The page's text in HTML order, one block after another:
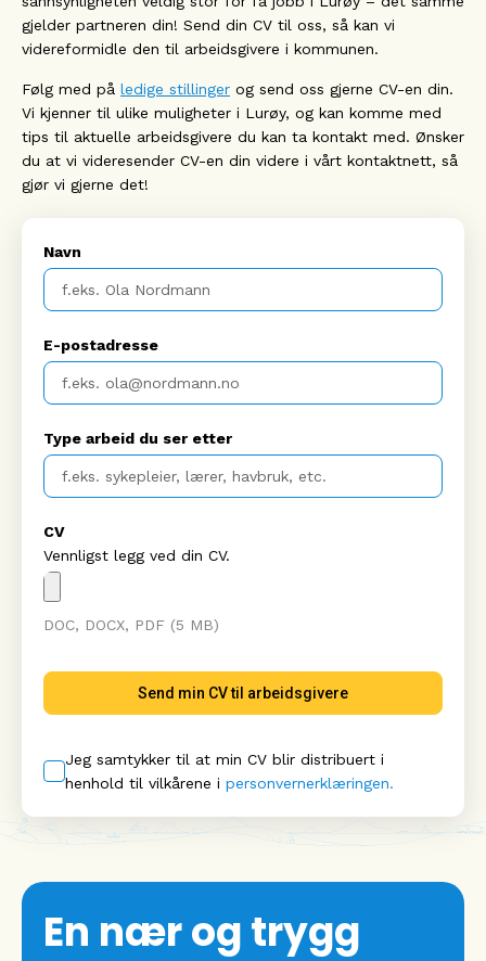
gjelder partneren din! Send din CV til oss, så kan vi
videreformidle den til arbeidsgivere i kommunen.
Følg med på ledige stillinger og send oss gjerne CV-en din.
Vi kjenner til ulike muligheter i Lurøy, og kan komme med
tips til aktuelle arbeidsgivere du kan ta kontakt med. Ønsker
du at vi videresender CV-en din videre i vårt kontaktnett, så
gjør vi gjerne det!
Navn
E-postadresse
Type arbeid du ser etter
CV
Jeg samtykker til at min CV blir distribuert i
henhold til vilkårene i personvernerklæringen.
Send min CV til arbeidsgivere
En nær og trygg